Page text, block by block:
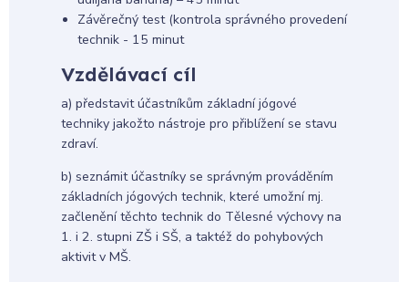
Závěrečný test (kontrola správného provedení
technik - 15 minut
Vzdělávací cíl
a) představit účastníkům základní jógové
techniky jakožto nástroje pro přiblížení se stavu
zdraví.
b) seznámit účastníky se správným prováděním
základních jógových technik, které umožní mj.
začlenění těchto technik do Tělesné výchovy na
1. i 2. stupni ZŠ i SŠ, a taktéž do pohybových
aktivit v MŠ.